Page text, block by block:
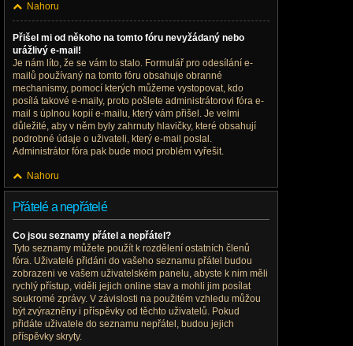
Nahoru
Přišel mi od někoho na tomto fóru nevyžádaný nebo
urážlivý e-mail!
Je nám líto, že se vám to stalo. Formulář pro odesílání e-
mailů používaný na tomto fóru obsahuje obranné
mechanismy, pomocí kterých můžeme vystopovat, kdo
posílá takové e-maily, proto pošlete administrátorovi fóra e-
mail s úplnou kopií e-mailu, který vám přišel. Je velmi
důležité, aby v něm byly zahrnuty hlavičky, které obsahují
podrobné údaje o uživateli, který e-mail poslal.
Administrátor fóra pak bude moci problém vyřešit.
Nahoru
Přátelé a nepřátelé
Co jsou seznamy přátel a nepřátel?
Tyto seznamy můžete použít k rozdělení ostatních členů
fóra. Uživatelé přidáni do vašeho seznamu přátel budou
zobrazeni ve vašem uživatelském panelu, abyste k nim měli
rychlý přístup, viděli jejich online stav a mohli jim posílat
soukromé zprávy. V závislosti na použitém vzhledu můžou
být zvýrazněny i příspěvky od těchto uživatelů. Pokud
přidáte uživatele do seznamu nepřátel, budou jejich
příspěvky skryty.